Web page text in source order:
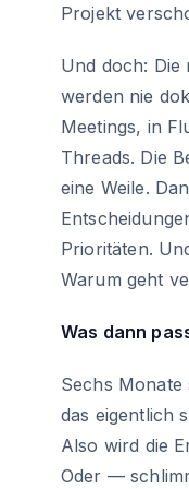
Projekt
Und doch: Die
werden nie
Meetings, in
Threads. Die
eine Weile.
Prioritäten.
Warum geht
Was dann
Sechs
das eigentlich
Also wird die
Oder —